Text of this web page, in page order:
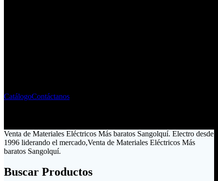
CatálogoContáctanos
Venta de Materiales Eléctricos Más baratos Sangolquí. Electro desde
1996 liderando el mercado,Venta de Materiales Eléctricos Más
baratos Sangolquí.
Buscar Productos